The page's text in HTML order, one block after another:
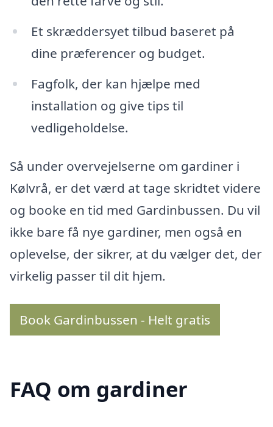
Et skræddersyet tilbud baseret på
dine præferencer og budget.
Fagfolk, der kan hjælpe med
installation og give tips til
vedligeholdelse.
Så under overvejelserne om gardiner i
Kølvrå, er det værd at tage skridtet videre
og booke en tid med Gardinbussen. Du vil
ikke bare få nye gardiner, men også en
oplevelse, der sikrer, at du vælger det, der
virkelig passer til dit hjem.
Book Gardinbussen - Helt gratis
FAQ om gardiner